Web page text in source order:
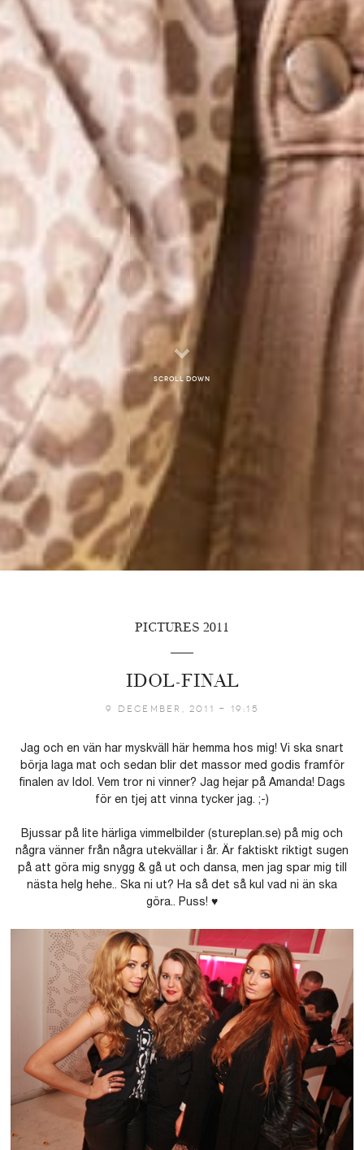
Scroll down
PICTURES 2011
IDOL-FINAL
9 December, 2011 - 19:15
Jag och en vän har myskväll här hemma hos mig! Vi ska snart
börja laga mat och sedan blir det massor med godis framför
finalen av Idol. Vem tror ni vinner? Jag hejar på Amanda! Dags
för en tjej att vinna tycker jag. ;-)
Bjussar på lite härliga vimmelbilder (stureplan.se) på mig och
några vänner från några utekvällar i år. Är faktiskt riktigt sugen
på att göra mig snygg & gå ut och dansa, men jag spar mig till
nästa helg hehe.. Ska ni ut? Ha så det så kul vad ni än ska
göra.. Puss! ♥